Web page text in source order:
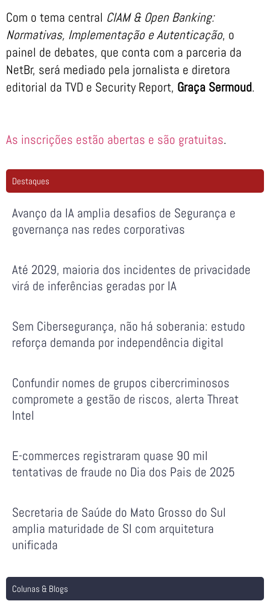
Com o tema central CIAM & Open Banking:
Normativas, Implementação e Autenticação, o
painel de debates, que conta com a parceria da
NetBr, será mediado pela jornalista e diretora
editorial da TVD e Security Report, Graça Sermoud.
As inscrições estão abertas e são gratuitas.
Destaques
Avanço da IA amplia desafios de Segurança e
governança nas redes corporativas
Até 2029, maioria dos incidentes de privacidade
virá de inferências geradas por IA
Sem Cibersegurança, não há soberania: estudo
reforça demanda por independência digital
Confundir nomes de grupos cibercriminosos
compromete a gestão de riscos, alerta Threat
Intel
E-commerces registraram quase 90 mil
tentativas de fraude no Dia dos Pais de 2025
Secretaria de Saúde do Mato Grosso do Sul
amplia maturidade de SI com arquitetura
unificada
Colunas & Blogs